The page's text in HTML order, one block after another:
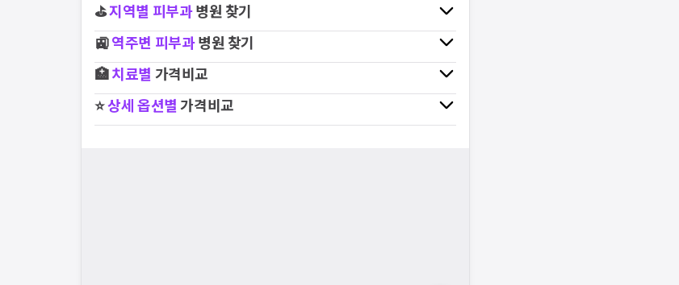
⛳지역별 피부과병원 찾기
🚉역주변 피부과병원 찾기
🏥치료별 가격비교
⭐상세 옵션별가격비교